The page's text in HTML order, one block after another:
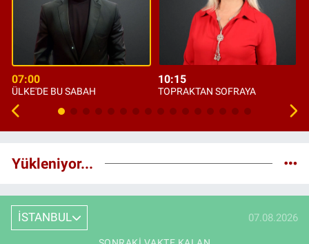
07:00
ÜLKE'DE BU SABAH
10:15
TOPRAKTAN SOFRAYA
Yükleniyor...
İSTANBUL 07.08.2026